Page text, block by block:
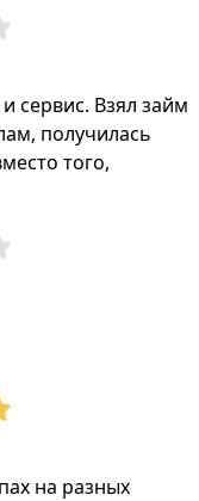
сервис. Взял займ
получилась
того,
на разных